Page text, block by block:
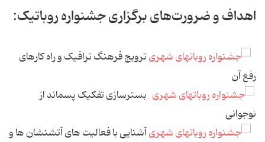
اهداف و ضرورت‌های برگزاری جشنواره روباتیک:
ترویج فرهنگ ترافیک و راه کارهای
رفع آن
بسترسازی تفکیک پسماند از
نوجوانی
آشنایی با فعالیت های آتشنشان ها و